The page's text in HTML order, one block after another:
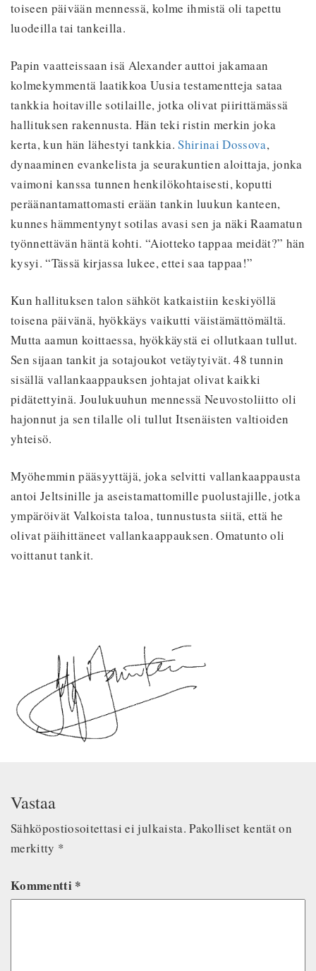
toiseen päivään mennessä, kolme ihmistä oli tapettu
luodeilla tai tankeilla.
Papin vaatteissaan isä Alexander auttoi jakamaan
kolmekymmentä laatikkoa Uusia testamentteja sataa
tankkia hoitaville sotilaille, jotka olivat piirittämässä
hallituksen rakennusta. Hän teki ristin merkin joka
kerta, kun hän lähestyi tankkia.Shirinai Dossova,
dynaaminen evankelista ja seurakuntien aloittaja, jonka
vaimoni kanssa tunnen henkilökohtaisesti, koputti
peräänantamattomasti erään tankin luukun kanteen,
kunnes hämmentynyt sotilas avasi sen ja näki Raamatun
työnnettävän häntä kohti. “Aiotteko tappaa meidät?” hän
kysyi. “Tässä kirjassa lukee, ettei saa tappaa!”
Kun hallituksen talon sähköt katkaistiin keskiyöllä
toisena päivänä, hyökkäys vaikutti väistämättömältä.
Mutta aamun koittaessa, hyökkäystä ei ollutkaan tullut.
Sen sijaan tankit ja sotajoukot vetäytyivät. 48 tunnin
sisällä vallankaappauksen johtajat olivat kaikki
pidätettyinä. Joulukuuhun mennessä Neuvostoliitto oli
hajonnut ja sen tilalle oli tullut Itsenäisten valtioiden
yhteisö.
Myöhemmin pääsyyttäjä, joka selvitti vallankaappausta
antoi Jeltsinille ja aseistamattomille puolustajille, jotka
ympäröivät Valkoista taloa, tunnustusta siitä, että he
olivat päihittäneet vallankaappauksen. Omatunto oli
voittanut tankit.
Vastaa
Sähköpostiosoitettasi ei julkaista. Pakolliset kentät on
merkitty *
Kommentti *